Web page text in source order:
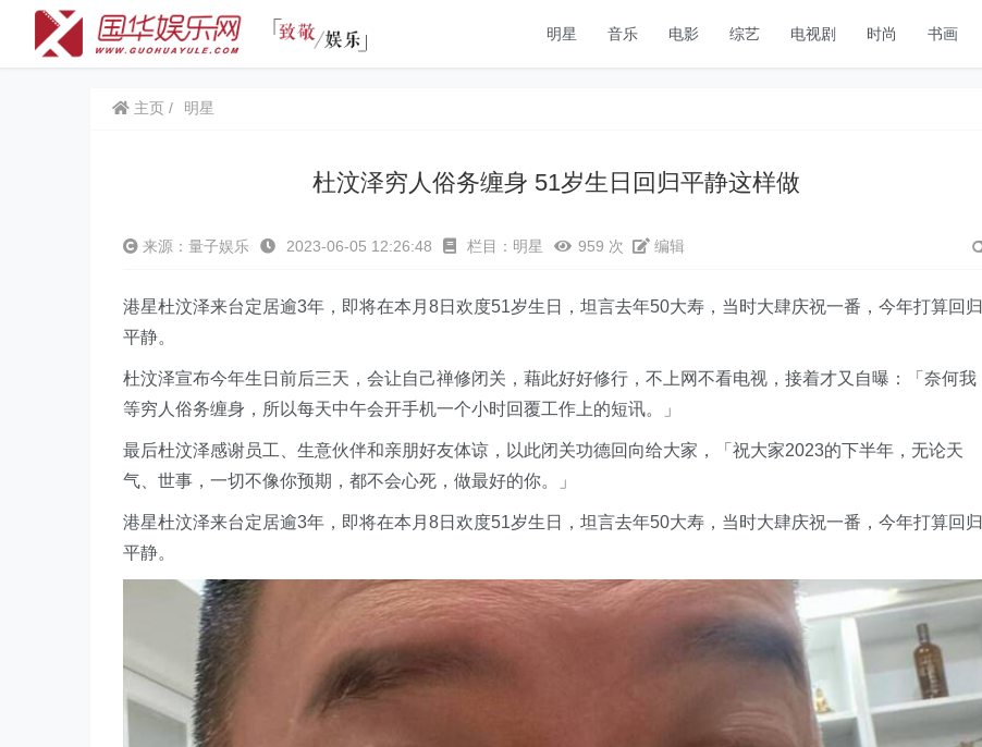
明星 音乐 电影 综艺 电视剧 时尚 书画
主页 明星
杜汶泽穷人俗务缠身 51岁生日回归平静这样做
来源：量子娱乐 2023-06-05 12:26:48 栏目： 明星 959 次 编辑
港星杜汶泽来台定居逾3年，即将在本月8日欢度51岁生日，坦言去年50大寿，当时大肆庆祝一番，今年打算回归
平静。
杜汶泽宣布今年生日前后三天，会让自己禅修闭关，藉此好好修行，不上网不看电视，接着才又自曝：「奈何我
等穷人俗务缠身，所以每天中午会开手机一个小时回覆工作上的短讯。」
最后杜汶泽感谢员工、生意伙伴和亲朋好友体谅，以此闭关功德回向给大家，「祝大家2023的下半年，无论天
气、世事，一切不像你预期，都不会心死，做最好的你。」
港星杜汶泽来台定居逾3年，即将在本月8日欢度51岁生日，坦言去年50大寿，当时大肆庆祝一番，今年打算回归
平静。